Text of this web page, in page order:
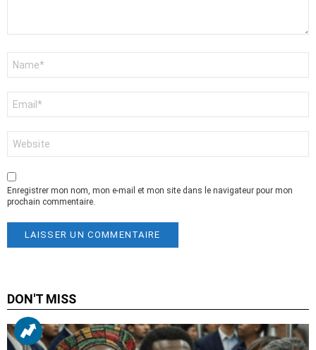
mail
*
web
Enregistrer mon nom, mon e-mail et mon site dans le navigateur pour mon
prochain commentaire.
DON'T MISS